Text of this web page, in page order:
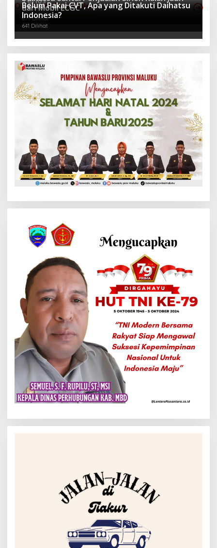
Otomotif Terpopuler
940 Dilihat
dari Mobil LCGC
677 Dilihat
Belum Pakai CVT, Apa yang Ditakuti Daihatsu
Indonesia?
641 Dilihat